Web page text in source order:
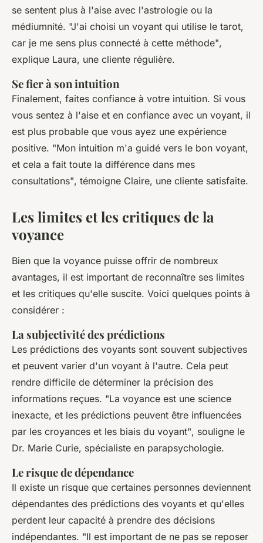
se sentent plus à l'aise avec l'astrologie ou la
médiumnité. "J'ai choisi un voyant qui utilise le tarot,
car je me sens plus connecté à cette méthode",
explique Laura, une cliente régulière.
Se fier à son intuition
Finalement, faites confiance à votre intuition. Si vous
vous sentez à l'aise et en confiance avec un voyant, il
est plus probable que vous ayez une expérience
positive. "Mon intuition m'a guidé vers le bon voyant,
et cela a fait toute la différence dans mes
consultations", témoigne Claire, une cliente satisfaite.
Les limites et les critiques de la
voyance
Bien que la voyance puisse offrir de nombreux
avantages, il est important de reconnaître ses limites
et les critiques qu'elle suscite. Voici quelques points à
considérer :
La subjectivité des prédictions
Les prédictions des voyants sont souvent subjectives
et peuvent varier d'un voyant à l'autre. Cela peut
rendre difficile de déterminer la précision des
informations reçues. "La voyance est une science
inexacte, et les prédictions peuvent être influencées
par les croyances et les biais du voyant", souligne le
Dr. Marie Curie, spécialiste en parapsychologie.
Le risque de dépendance
Il existe un risque que certaines personnes deviennent
dépendantes des prédictions des voyants et qu'elles
perdent leur capacité à prendre des décisions
indépendantes. "Il est important de ne pas se reposer